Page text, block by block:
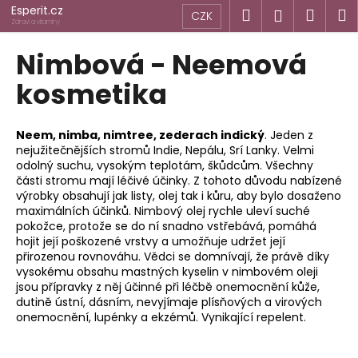
Přejít
na
obsah
Esperit.cz
Zdraví a vitamíny CZK Hledat
Nimbová - Neemová
kosmetika
Neem, nimba, nimtree, zederach indický. Jeden z
nejužitečnějších stromů Indie, Nepálu, Srí Lanky. Velmi
odolný suchu, vysokým teplotám, škůdcům. Všechny
části stromu mají léčivé účinky. Z tohoto důvodu nabízené
výrobky obsahují jak listy, olej tak i kůru, aby bylo dosaženo
maximálních účinků. Nimbový olej rychle uleví suché
pokožce, protože se do ní snadno vstřebává, pomáhá
hojit její poškozené vrstvy a umožňuje udržet její
přirozenou rovnováhu. Vědci se domnívají, že právě díky
vysokému obsahu mastných kyselin v nimbovém oleji
jsou přípravky z něj účinné při léčbě onemocnění kůže,
dutině ústní, dásním, nevyjímaje plísňových a virových
onemocnění, lupénky a ekzémů. Vynikající repelent.
K
o
C
o
p
o
t
ř
e
b
u
j
e
t